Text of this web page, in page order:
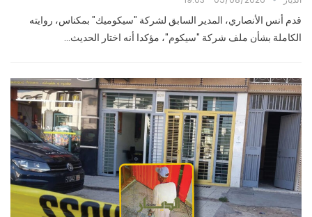
قدم أنس الأنصاري، المدير السابق لشركة "سيكوميك" بمكناس، روايته
الكاملة بشأن ملف شركة "سيكوم"، مؤكدا أنه اختار الحديث…